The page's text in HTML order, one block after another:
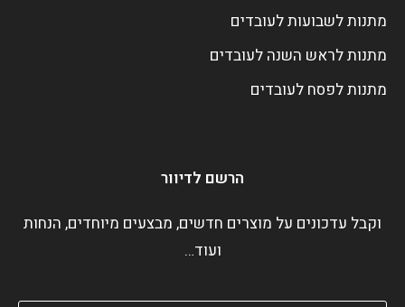
מתנות לשבועות לעובדים
מתנות לראש השנה לעובדים
מתנות לפסח לעובדים
הרשם לדיוור
וקבל עדכונים על מוצרים חדשים, מבצעים מיוחדים, הנחות
ועוד…